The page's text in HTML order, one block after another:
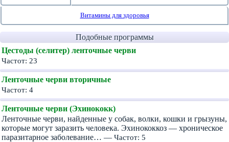
Витамины для здоровья
Подобные программы
Цестоды (селитер) ленточные черви
Частот: 23
Ленточные черви вторичные
Частот: 4
Ленточные черви (Эхинококк)
Ленточные черви, найденные у собак, волки, кошки и грызуны,
которые могут заразить человека. Эхинококкоз — хроническое
паразитарное заболевание… — Частот: 5